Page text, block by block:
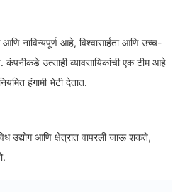
आणि नाविन्यपूर्ण आहे, विश्वासार्हता आणि उच्च-
कंपनीकडे उत्साही व्यावसायिकांची एक टीम आहे
हंगामी भेटी देतात.
उद्योग आणि क्षेत्रात वापरली जाऊ शकते,